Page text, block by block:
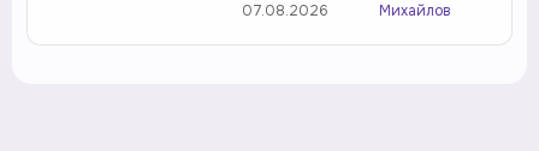
07.08.2026
Михайлов